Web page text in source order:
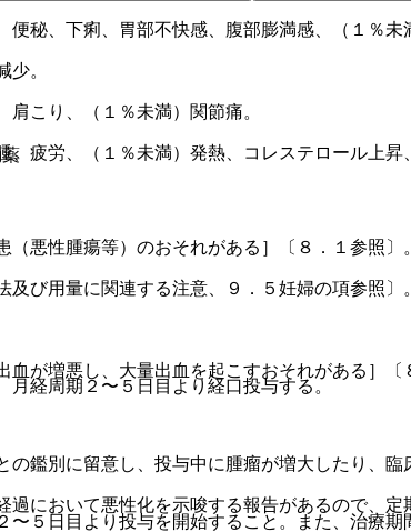
秘、下痢、胃部不快感、腹部膨満感、（１％未
。
こり、（１％未満）関節痛。
疲労、（１％未満）発熱、コレステロール上昇
悪性腫瘍等）のおそれがある］〔８．１参照〕。
び用量に関連する注意、９．５妊婦の項参照〕。
が増悪し、大量出血を起こすおそれがある］〔
鑑別に留意し、投与中に腫瘤が増大したり、臨
において悪性化を示唆する報告があるので、
経周期２〜５日目より経口投与する。
５日目より投与を開始すること。また、治療